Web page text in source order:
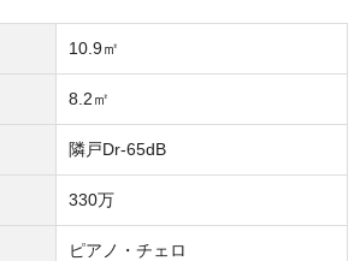
10.9㎡
8.2㎡
隣戸Dr-65dB
330万
ピアノ・チェロ